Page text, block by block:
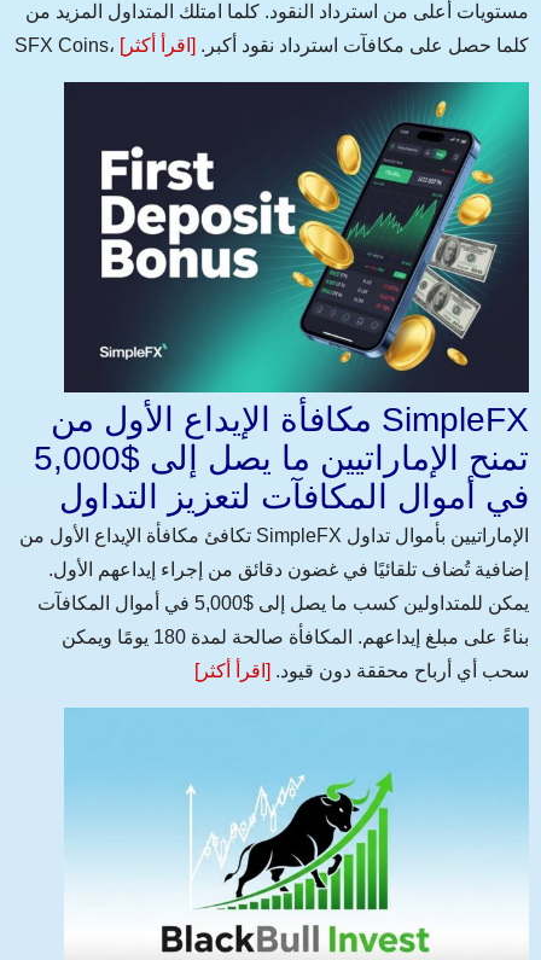
مستويات أعلى من استرداد النقود. كلما امتلك المتداول المزيد من
SFX Coins، كلما حصل على مكافآت استرداد نقود أكبر. [اقرأ أكثر]
مكافأة الإيداع الأول من SimpleFX
تمنح الإماراتيين ما يصل إلى $5,000
في أموال المكافآت لتعزيز التداول
تكافئ مكافأة الإيداع الأول من SimpleFX الإماراتيين بأموال تداول
إضافية تُضاف تلقائيًا في غضون دقائق من إجراء إيداعهم الأول.
يمكن للمتداولين كسب ما يصل إلى $5,000 في أموال المكافآت
بناءً على مبلغ إيداعهم. المكافأة صالحة لمدة 180 يومًا ويمكن
سحب أي أرباح محققة دون قيود. [اقرأ أكثر]